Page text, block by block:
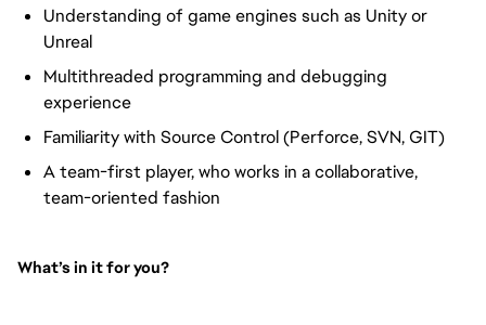
Understanding of game engines such as Unity or
Unreal
Multithreaded programming and debugging
experience
Familiarity with Source Control (Perforce, SVN, GIT)
A team-first player, who works in a collaborative,
team-oriented fashion
What’s in it for you?